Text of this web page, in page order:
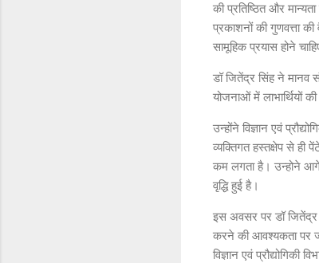
की प्रतिष्ठित और
प्रकाशनों की गुणवत्ता
सामूहिक प्रयास होने
डॉ जितेंद्र सिंह ने
योजनाओं में लाभार्थियों
उन्होंने विज्ञान एवं
व्यक्तिगत हस्तक्षेप से
कम लगता है। उन्होने आगे
वृद्धि हुई है।
इस अवसर पर डॉ जितेंद्र
करने की आवश्यकता पर
विज्ञान एवं